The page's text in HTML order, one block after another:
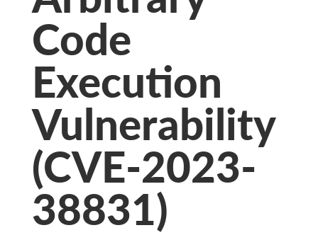
Code
Execution
Vulnerability
(CVE-2023-
38831)